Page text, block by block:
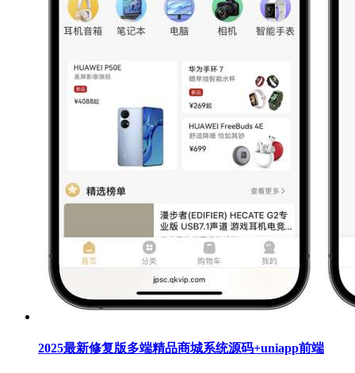
2025最新修复版多端精品商城系统源码+uniapp前端